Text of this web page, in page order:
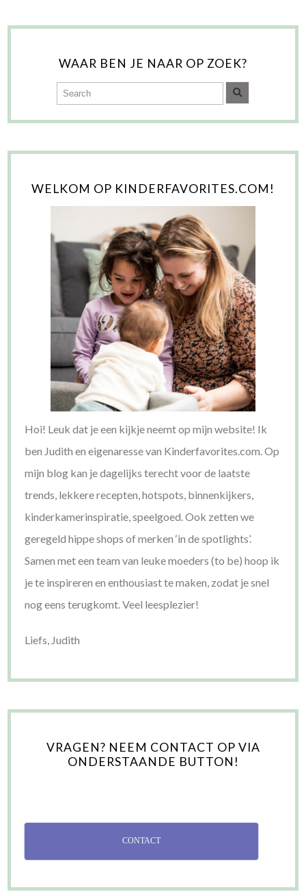
WAAR BEN JE NAAR OP ZOEK?
WELKOM OP KINDERFAVORITES.COM!
Hoi! Leuk dat je een kijkje neemt op mijn website! Ik
ben Judith en eigenaresse van Kinderfavorites.com. Op
mijn blog kan je dagelijks terecht voor de laatste
trends, lekkere recepten, hotspots, binnenkijkers,
kinderkamerinspiratie, speelgoed. Ook zetten we
geregeld hippe shops of merken ‘in de spotlights’.
Samen met een team van leuke moeders (to be) hoop ik
je te inspireren en enthousiast te maken, zodat je snel
nog eens terugkomt. Veel leesplezier!
Liefs, Judith
VRAGEN? NEEM CONTACT OP VIA
ONDERSTAANDE BUTTON!
CONTACT